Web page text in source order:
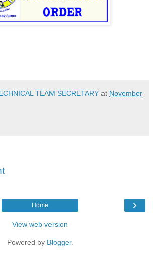
TEAM SECRETARY at November
›
Home
View web version
Powered by Blogger.